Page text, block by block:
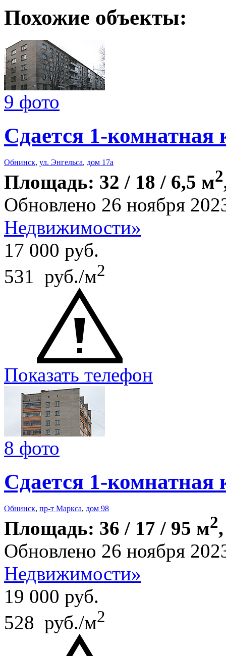
Похожие объекты:
9 фото
Сдается 1-комнатная
Обнинск, ул. Энгельса, дом 17а
Площадь: 32 / 18 / 6,5 м2
Обновлено 26 ноября
Недвижимости»
17 000 руб.
531 руб./м2
Показать телефон
8 фото
Сдается 1-комнатная
Обнинск, пр-т Маркса, дом 98
Площадь: 36 / 17 / 95 м2
Обновлено 26 ноября
Недвижимости»
19 000 руб.
528 руб./м2